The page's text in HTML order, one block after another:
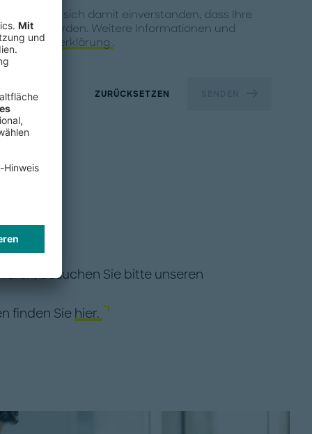
Sie sich damit einverstanden, dass Ihre
werden. Weitere Informationen und
.
ZURÜCKSETZEN
besuchen Sie bitte unseren
finden Sie hier.